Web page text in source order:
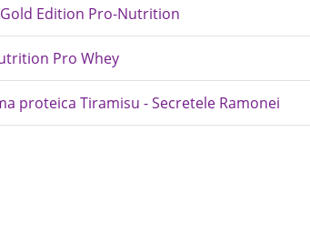
Gold Edition Pro-Nutrition
Pro Whey
proteica Tiramisu - Secretele Ramonei